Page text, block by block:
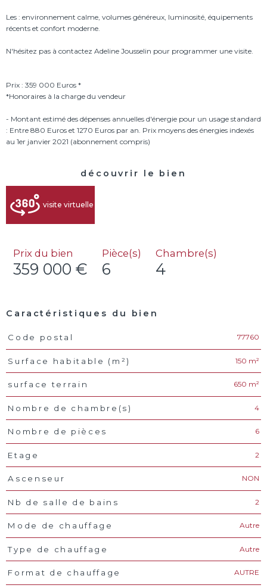
Les : environnement calme, volumes généreux, luminosité, équipements
récents et confort moderne.
N'hésitez pas à contactez Adeline Jousselin pour programmer une visite.
Prix : 359 000 Euros *
*Honoraires à la charge du vendeur
- Montant estimé des dépenses annuelles d'énergie pour un usage standard
: Entre 880 Euros et 1270 Euros par an. Prix moyens des énergies indexés
découvrir le bien
visite virtuelle
Prix du bien
359 000 €
Pièce(s)
6
Chambre(s)
4
Caractéristiques du bien
Caractéristiques Valeurs
Code postal 77760
Surface habitable (m²) 150 m²
surface terrain 650 m²
Nombre de chambre(s) 4
Nombre de pièces 6
Etage 2
Ascenseur NON
Nb de salle de bains 2
Mode de chauffage Autre
Type de chauffage Autre
Format de chauffage AUTRE